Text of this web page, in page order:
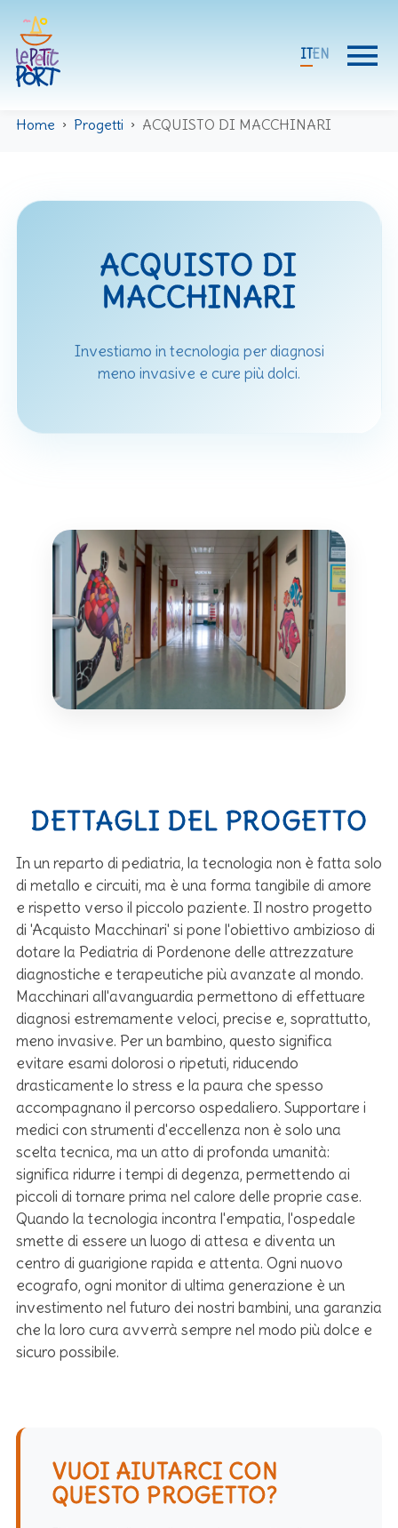
ITEN menu
Home › Progetti › ACQUISTO DI MACCHINARI
ACQUISTO DI
MACCHINARI
Investiamo in tecnologia per diagnosi
meno invasive e cure più dolci.
DETTAGLI DEL PROGETTO
In un reparto di pediatria, la tecnologia non è fatta solo
di metallo e circuiti, ma è una forma tangibile di amore
e rispetto verso il piccolo paziente. Il nostro progetto
di 'Acquisto Macchinari' si pone l'obiettivo ambizioso di
dotare la Pediatria di Pordenone delle attrezzature
diagnostiche e terapeutiche più avanzate al mondo.
Macchinari all'avanguardia permettono di effettuare
diagnosi estremamente veloci, precise e, soprattutto,
meno invasive. Per un bambino, questo significa
evitare esami dolorosi o ripetuti, riducendo
drasticamente lo stress e la paura che spesso
accompagnano il percorso ospedaliero. Supportare i
medici con strumenti d'eccellenza non è solo una
scelta tecnica, ma un atto di profonda umanità:
significa ridurre i tempi di degenza, permettendo ai
piccoli di tornare prima nel calore delle proprie case.
Quando la tecnologia incontra l'empatia, l'ospedale
smette di essere un luogo di attesa e diventa un
centro di guarigione rapida e attenta. Ogni nuovo
ecografo, ogni monitor di ultima generazione è un
investimento nel futuro dei nostri bambini, una garanzia
che la loro cura avverrà sempre nel modo più dolce e
sicuro possibile.
VUOI AIUTARCI CON
QUESTO PROGETTO?